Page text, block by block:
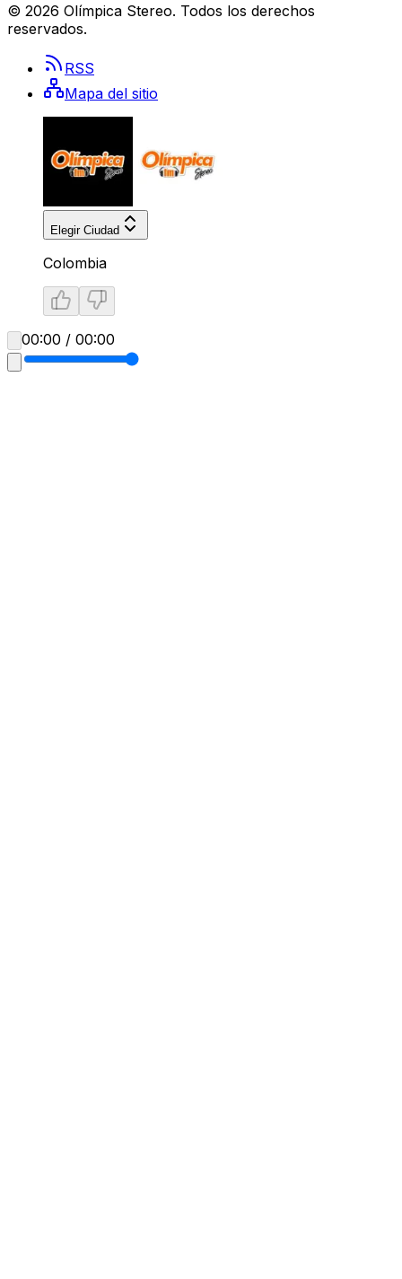
© 2026 Olímpica Stereo. Todos los derechos
reservados.
RSS
Mapa del sitio
Elegir Ciudad
Colombia
00:00 / 00:00